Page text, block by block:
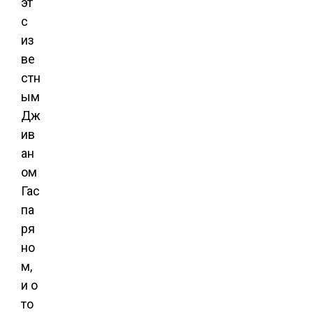
с
из
ве
стн
ым
Дж
ив
ан
ом
Гас
па
ря
но
м,
и о
то